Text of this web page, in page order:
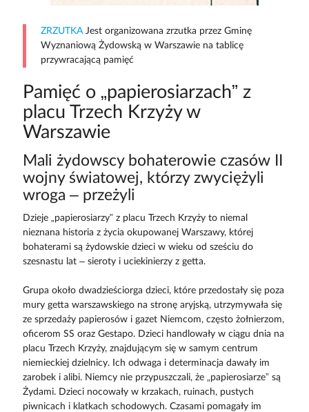
ZRZUTKAJest organizowana zrzutka przez Gminę
Wyznaniową Żydowską w Warszawie na tablicę
przywracającą pamięć
Pamięć o „papierosiarzach” z
placu Trzech Krzyży w
Warszawie
Mali żydowscy bohaterowie czasów II
wojny światowej, którzy zwyciężyli
wroga – przeżyli
Dzieje „papierosiarzy” z placu Trzech Krzyży to niemal
nieznana historia z życia okupowanej Warszawy, której
bohaterami są żydowskie dzieci w wieku od sześciu do
szesnastu lat – sieroty i uciekinierzy z getta.
Grupa około dwadzieściorga dzieci, które przedostały się poza
mury getta warszawskiego na stronę aryjską, utrzymywała się
ze sprzedaży papierosów i gazet Niemcom, często żołnierzom,
oficerom SS oraz Gestapo. Dzieci handlowały w ciągu dnia na
placu Trzech Krzyży, znajdującym się w samym centrum
niemieckiej dzielnicy. Ich odwaga i determinacja dawały im
zarobek i alibi. Niemcy nie przypuszczali, że „papierosiarze” są
Żydami. Dzieci nocowały w krzakach, ruinach, pustych
piwnicach i klatkach schodowych. Czasami pomagały im